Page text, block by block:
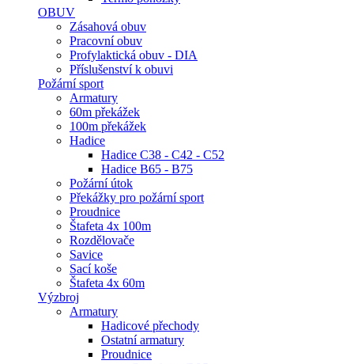
OBUV
Zásahová obuv
Pracovní obuv
Profylaktická obuv - DIA
Příslušenství k obuvi
Požární sport
Armatury
60m překážek
100m překážek
Hadice
Hadice C38 - C42 - C52
Hadice B65 - B75
Požární útok
Překážky pro požární sport
Proudnice
Štafeta 4x 100m
Rozdělovače
Savice
Sací koše
Štafeta 4x 60m
Výzbroj
Armatury
Hadicové přechody
Ostatní armatury
Proudnice